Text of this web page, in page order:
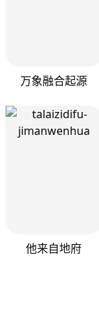
万象融合起源
他来自地府